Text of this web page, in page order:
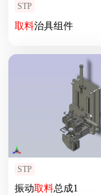
STP
取料治具组件
STP
振动取料总成1